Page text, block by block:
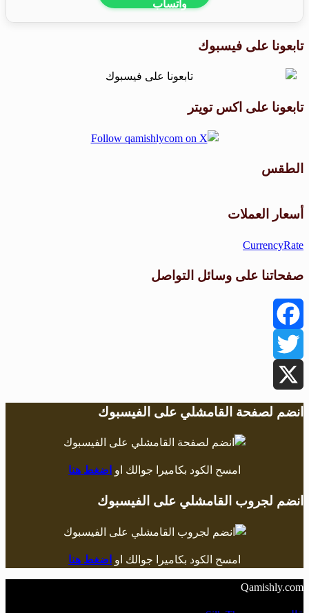
تابعونا على فيسبوك
تابعونا على اكس تويتر
الطقس
أسعار العملات
CurrencyRate
صفحاتنا على وسائل التواصل
Facebook
Twitter
X
انضم لصفحة القامشلي على الفيسبوك
امسح الكود بكاميرا جوالك او اضغط هنا
انضم لجروب القامشلي على الفيسبوك
امسح الكود بكاميرا جوالك او اضغط هنا
Qamishly.com